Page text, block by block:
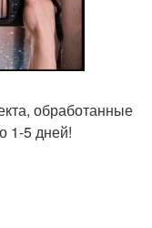
обработанные
1-5 дней!